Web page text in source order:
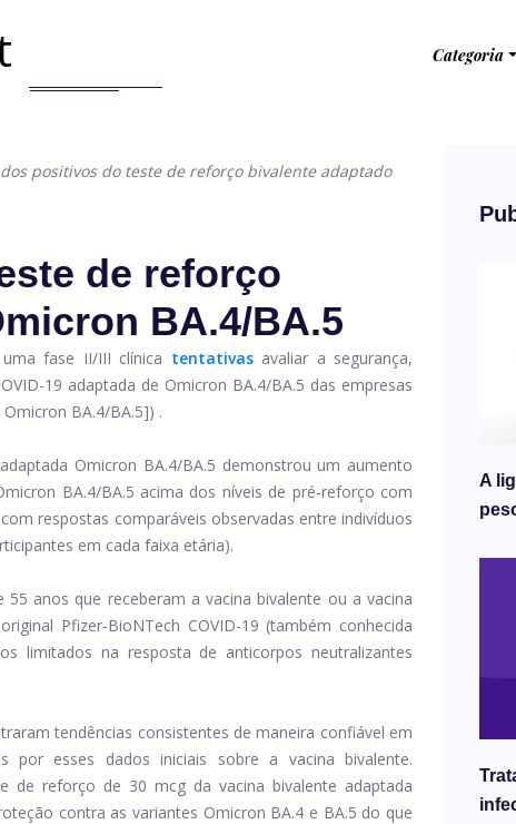
Categoria
positivos do teste de reforço bivalente adaptado
de reforço
BA.4/BA.5
fase II/III clínica tentativas avaliar a segurança,
19 adaptada de Omicron BA.4/BA.5 das empresas
BA.4/BA.5]) .
Omicron BA.4/BA.5 demonstrou um aumento
BA.4/BA.5 acima dos níveis de pré-reforço com
respostas comparáveis ​​observadas entre indivíduos
em cada faixa etária).
anos que receberam a vacina bivalente ou a vacina
Pfizer-BioNTech COVID-19 (também conhecida
limitados na resposta de anticorpos neutralizantes
tendências consistentes de maneira confiável em
esses dados iniciais sobre a vacina bivalente.
de reforço de 30 mcg da vacina bivalente adaptada
contra as variantes Omicron BA.4 e BA.5 do que
A